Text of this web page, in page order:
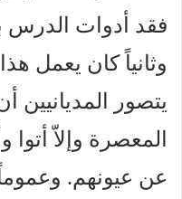
فقد أدوات
وثانياً كان يعمل
يتصور
المعصرة وإلاّ أتوا
عن عيونهم.